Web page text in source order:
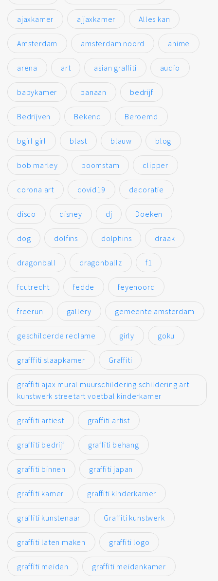
ajaxkamer ajjaxkamer Alles kan
Amsterdam amsterdam noord anime
arena art asian graffiti audio
babykamer banaan bedrijf
Bedrijven Bekend Beroemd
bgirl girl blast blauw blog
bob marley boomstam clipper
corona art covid19 decoratie
disco disney dj Doeken
dog dolfins dolphins draak
dragonball dragonballz f1
fcutrecht fedde feyenoord
freerun gallery gemeente amsterdam
geschilderde reclame girly goku
grafffiti slaapkamer Graffiti
graffiti ajax mural muurschildering schildering art
kunstwerk streetart voetbal kinderkamer
graffiti artiest graffiti artist
graffiti bedrijf graffiti behang
graffiti binnen graffiti japan
graffiti kamer graffiti kinderkamer
graffiti kunstenaar Graffiti kunstwerk
graffiti laten maken graffiti logo
graffiti meiden graffiti meidenkamer